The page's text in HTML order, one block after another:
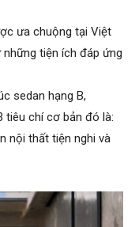
ưa chuộng tại Việt
tiện ích đáp ứng
sedan hạng B,
tiêu chí cơ bản đó là:
nội thất tiện nghi và